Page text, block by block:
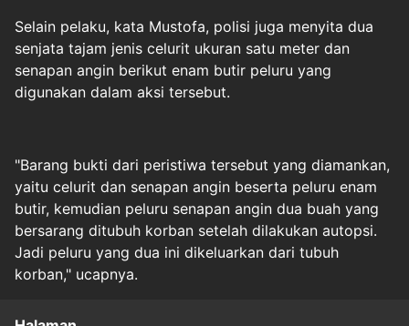
Selain pelaku, kata Mustofa, polisi juga menyita dua
senjata tajam jenis celurit ukuran satu meter dan
senapan angin berikut enam butir peluru yang
digunakan dalam aksi tersebut.
"Barang bukti dari peristiwa tersebut yang diamankan,
yaitu celurit dan senapan angin beserta peluru enam
butir, kemudian peluru senapan angin dua buah yang
bersarang ditubuh korban setelah dilakukan autopsi.
Jadi peluru yang dua ini dikeluarkan dari tubuh
korban," ucapnya.